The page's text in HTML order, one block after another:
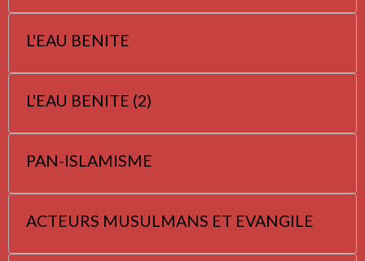
L'EAU BENITE
L'EAU BENITE (2)
PAN-ISLAMISME
ACTEURS MUSULMANS ET EVANGILE